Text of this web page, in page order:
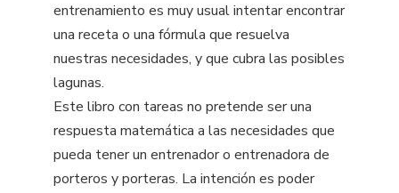
entrenamiento es muy usual intentar encontrar
una receta o una fórmula que resuelva
nuestras necesidades, y que cubra las posibles
lagunas.
Este libro con tareas no pretende ser una
respuesta matemática a las necesidades que
pueda tener un entrenador o entrenadora de
porteros y porteras. La intención es poder